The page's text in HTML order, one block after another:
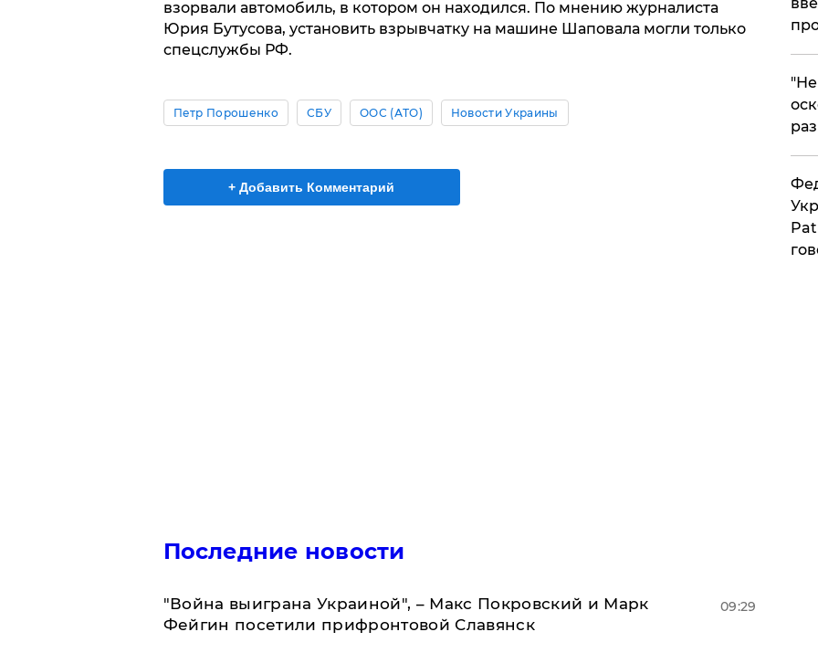
взорвали автомобиль, в котором он находился. По мнению журналиста
Юрия Бутусова, установить взрывчатку на машине Шаповала могли только
спецслужбы РФ.
Петр Порошенко СБУ ООС (АТО) Новости Украины
+ Добавить Комментарий
Последние новости
"Война выиграна Украиной", – Макс Покровский и Марк
Фейгин посетили прифронтовой Славянск
09:29